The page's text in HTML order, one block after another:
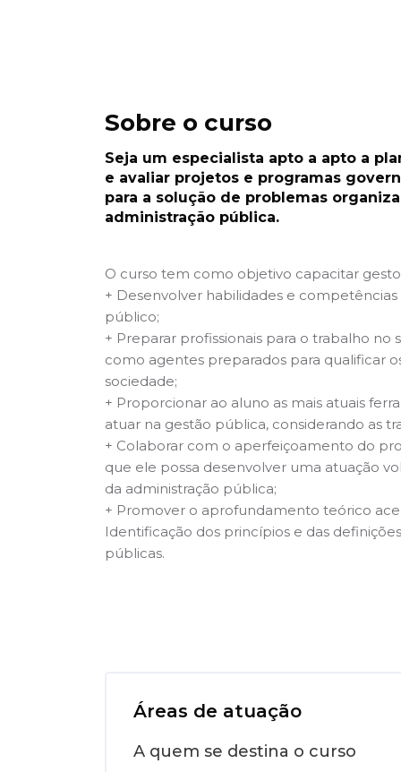
Sobre o curso
Seja um especialista apto a apto a
e avaliar projetos e programas
para a solução de problemas
administração pública.
O curso tem como objetivo capacitar
+ Desenvolver habilidades e
público;
+ Preparar profissionais para o trabalho
como agentes preparados para qualificar
sociedade;
+ Proporcionar ao aluno as mais atuais
atuar na gestão pública, considerando as
+ Colaborar com o aperfeiçoamento do
que ele possa desenvolver uma atuação
da administração pública;
+ Promover o aprofundamento teórico
Identificação dos princípios e das
públicas.
Áreas de atuação
A quem se destina o curso